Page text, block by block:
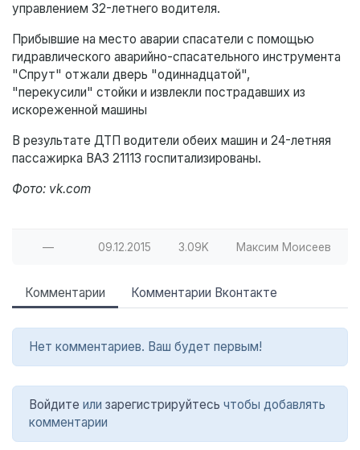
управлением 32-летнего водителя.
Прибывшие на место аварии спасатели с помощью
гидравлического аварийно-спасательного инструмента
"Спрут" отжали дверь "одиннадцатой",
"перекусили" стойки и извлекли пострадавших из
искореженной машины
В результате ДТП водители обеих машин и 24-летняя
пассажирка ВАЗ 21113 госпитализированы.
Фото: vk.com
— 09.12.2015 3.09K Максим Моисеев
Комментарии Комментарии Вконтакте
Нет комментариев. Ваш будет первым!
Войдите или зарегистрируйтесь чтобы добавлять
комментарии